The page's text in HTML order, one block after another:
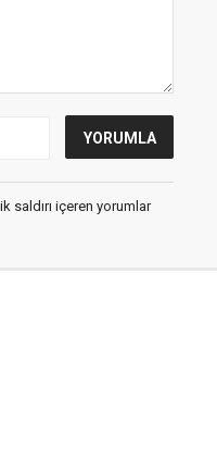
saldırı içeren yorumlar